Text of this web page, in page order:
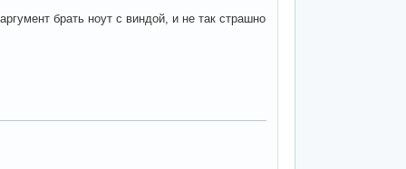
брать ноут с виндой, и не так страшно